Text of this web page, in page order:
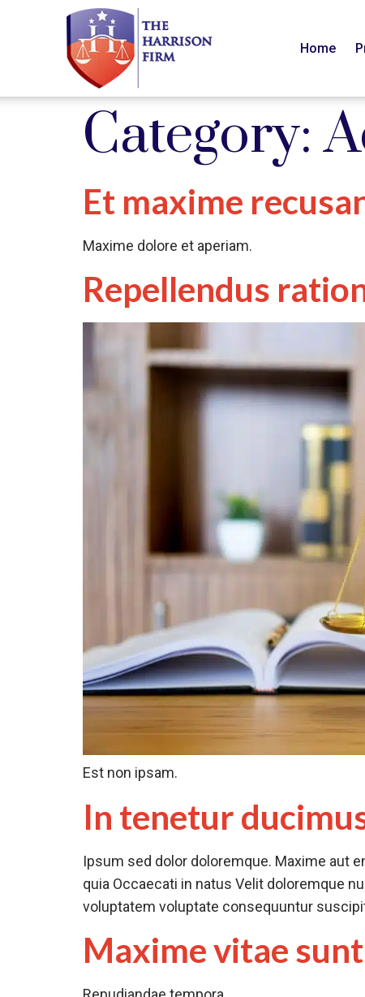
Home
Category:
Et maxime
Maxime dolore et aperiam.
Repellendus
Est non ipsam.
In tenetur
Ipsum sed dolor doloremque. Maxime aut
quia Occaecati in natus Velit doloremque
voluptatem voluptate consequuntur
Maxime vitae